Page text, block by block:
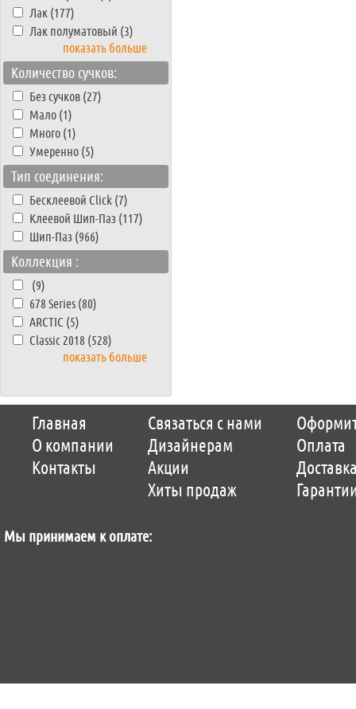
Лак (177)
Лак полуматовый (3)
показать больше
Количество сучков:
Без сучков (27)
Мало (1)
Много (1)
Умеренно (5)
Тип соединения:
Бесклеевой Click (7)
Клеевой Шип-Паз (117)
Шип-Паз (966)
Коллекция :
(9)
678 Series (80)
ARCTIC (5)
Classic 2018 (528)
показать больше
Главная
О компании
Контакты
Связаться с нами
Дизайнерам
Акции
Хиты продаж
Оплата
Мы принимаем к оплате:
Copyright © 2014-2026 Parquet-pol.ru. Разработка ItCompany
Продвижение сайтов by «ВзлЁт»